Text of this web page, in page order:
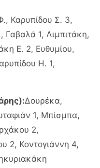
Καρυπίδου Σ. 3,
1, Λιμπιτάκη,
Ε. 2, Ευθυμίου,
Η. 1,
Δουρέκα,
1, Μπίσμπα,
2,
2, Κοντογιάννη 4,